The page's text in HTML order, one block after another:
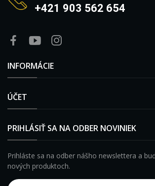
+421 903 562 654
INFORMÁCIE
ÚČET
PRIHLÁSIŤ SA NA ODBER NOVINIEK
Prihláste sa na odber nášho newslettera a
nových produktoch.